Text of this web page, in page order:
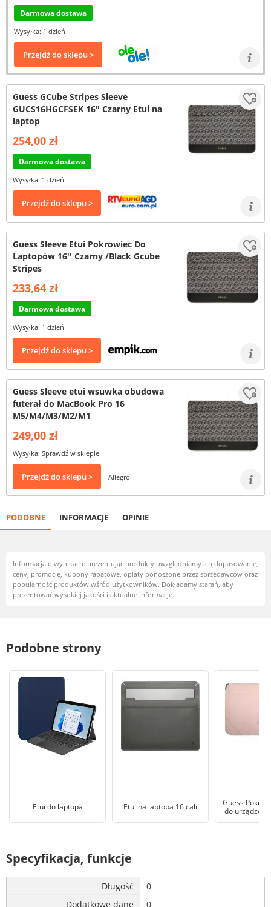
Darmowa dostawa
Wysyłka: 1 dzień
Przejdź do sklepu >
Guess GCube Stripes Sleeve
GUCS16HGCFSEK 16" Czarny Etui na
laptop
254,00 zł
Darmowa dostawa
Wysyłka: 1 dzień
Przejdź do sklepu >
Guess Sleeve Etui Pokrowiec Do
Laptopów 16'' Czarny /Black Gcube
Stripes
233,64 zł
Darmowa dostawa
Wysyłka: 1 dzień
Przejdź do sklepu >
Guess Sleeve etui wsuwka obudowa
futerał do MacBook Pro 16
M5/M4/M3/M2/M1
249,00 zł
Wysyłka: Sprawdź w sklepie
Przejdź do sklepu > Allegro
PODOBNE INFORMACJE OPINIE
Informacja o wynikach: prezentując produkty uwzględniamy ich dopasowanie,
ceny, promocje, kupony rabatowe, opłaty ponoszone przez sprzedawców oraz
popularność produktów wśród użytkowników. Dokładamy starań, aby
prezentować wysokiej jakości i aktualne informacje.
Podobne strony
Etui do laptopa Etui na laptopa 16 cali
Guess
do urządzeń
Specyfikacja, funkcje
Długość
0
Dodatkowe dane
0